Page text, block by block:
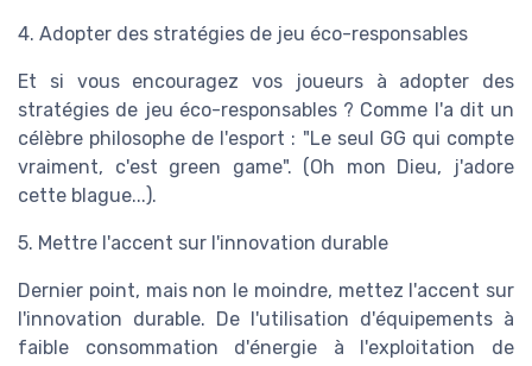
4. Adopter des stratégies de jeu éco-responsables
Et si vous encouragez vos joueurs à adopter des
stratégies de jeu éco-responsables ? Comme l'a dit un
célèbre philosophe de l'esport : "Le seul GG qui compte
vraiment, c'est green game". (Oh mon Dieu, j'adore
cette blague...).
5. Mettre l'accent sur l'innovation durable
Dernier point, mais non le moindre, mettez l'accent sur
l'innovation durable. De l'utilisation d'équipements à
faible consommation d'énergie à l'exploitation de